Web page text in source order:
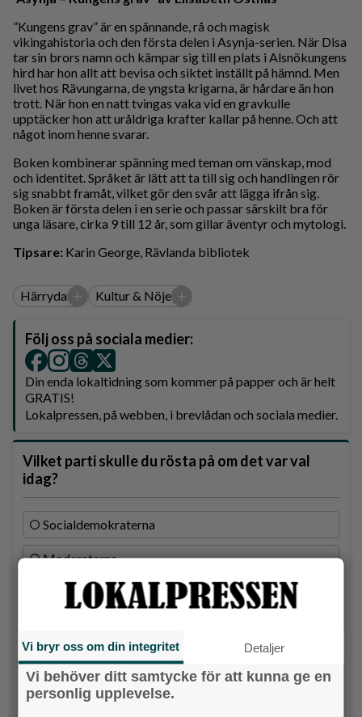
”Kungens grav” är en spännande, rå och magisk
vikingahistoria och den första delen i Asynja-serien. När Disa
tar sin brors namn och kämpar sig till en plats i Alsnökungens
hird har hon allt att bevisa och siktet inställt på hämnd. Men
livet hos Rävungarna, de yngsta krigarna, är hårdare än hon
trott. När hon en natt tvingas vaka vid en gravkulle
upptäcker hon att uråldriga krafter kallar på henne. Och att
något inom henne svarar.
Boken kombinerar spänning med teman om vänskap, mod
och identitet. Språket är lätt att ta till sig och handlingen rör
sig snabbt framåt, vilket gör den svår att lägga ifrån sig.
Boken är första delen i en serie och passar särskilt bra för
unga läsare, cirka 9 till 12 år, som gillar äventyr och mytologi.
Tipsare: Karin George, Rävlanda bibliotek
Härryda + Kultur & Nöje +
Följ oss på sociala medier:
Din enda lokaltidning som kommer på papper och är helt
GRATIS!
Lokalpressen, på webben, i brevlådan och sociala medier.
Vilket parti skulle du rösta på om det var val
idag?
Socialdemokraterna
Moderaterna
Vänsterpartiet
Miljöpartiet
Kristdemokraterna
Vi bryr oss om din integritet Detaljer
Vi behöver ditt samtycke för att kunna ge en
personlig upplevelse.